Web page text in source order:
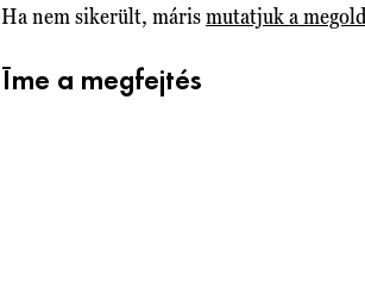
Ha nem sikerült, márismutatjuk a
Íme a megfejtés